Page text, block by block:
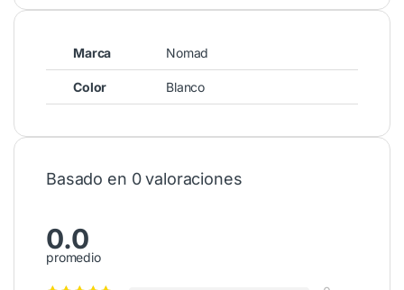
Marca Nomad
Color Blanco
Basado en 0 valoraciones
0.0
promedio